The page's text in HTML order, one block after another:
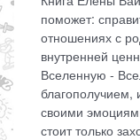
поможет:
отношениях с
внутренней
Вселенную -
благополучием,
своими
стоит только